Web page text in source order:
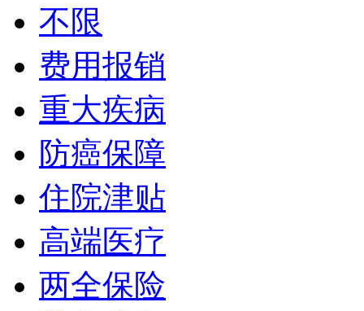
不限
费用报销
重大疾病
防癌保障
住院津贴
高端医疗
两全保险